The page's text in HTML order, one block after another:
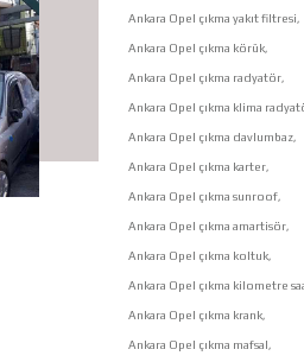
Ankara Opel çıkma yakıt filtresi,
Ankara Opel çıkma körük,
Ankara Opel çıkma radyatör,
Ankara Opel çıkma klima
Ankara Opel çıkma davlumbaz,
Ankara Opel çıkma karter,
Ankara Opel çıkma sunroof,
Ankara Opel çıkma amartisör,
Ankara Opel çıkma koltuk,
Ankara Opel çıkma kilometre
Ankara Opel çıkma krank,
Ankara Opel çıkma mafsal,